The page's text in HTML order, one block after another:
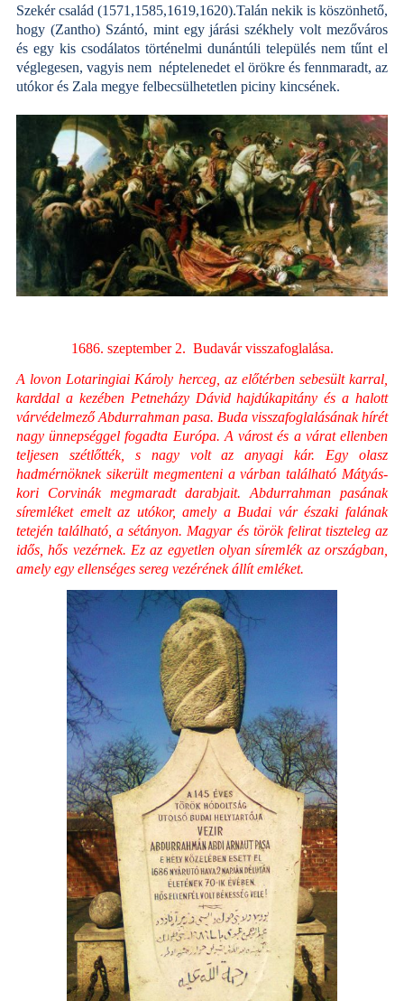
Szekér család (1571,1585,1619,1620).Talán nekik is köszönhető,
hogy (Zantho) Szántó, mint egy járási székhely volt mezőváros
és egy kis csodálatos történelmi dunántúli település nem tűnt el
véglegesen, vagyis nem néptelenedet el örökre és fennmaradt, az
utókor és Zala megye felbecsülhetetlen piciny kincsének.
1686. szeptember 2. Budavár visszafoglalása.
A lovon Lotaringiai Károly herceg, az előtérben sebesült karral,
karddal a kezében Petneházy Dávid hajdúkapitány és a halott
várvédelmező Abdurrahman pasa. Buda visszafoglalásának hírét
nagy ünnepséggel fogadta Európa. A várost és a várat ellenben
teljesen szétlőtték, s nagy volt az anyagi kár. Egy olasz
hadmérnöknek sikerült megmenteni a várban található Mátyás-
kori Corvinák megmaradt darabjait. Abdurrahman pasának
síremléket emelt az utókor, amely a Budai vár északi falának
tetején található, a sétányon. Magyar és török felirat tiszteleg az
idős, hős vezérnek. Ez az egyetlen olyan síremlék az országban,
amely egy ellenséges sereg vezérének állít emléket.